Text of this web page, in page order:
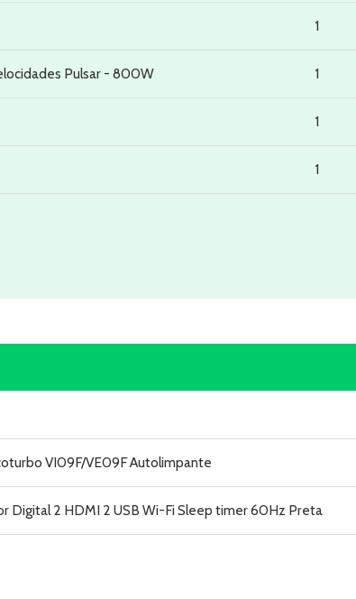
1
Pulsar - 800W 1
1
1
VI09F/VE09F Autolimpante
Digital 2 HDMI 2 USB Wi-Fi Sleep timer 60Hz Preta